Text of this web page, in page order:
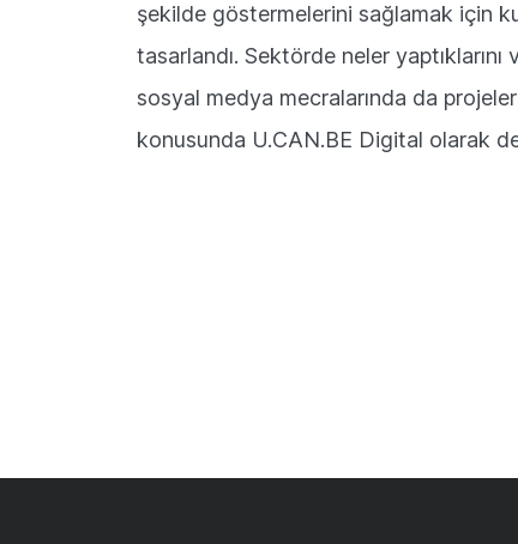
şekilde göstermelerini sağlamak için
tasarlandı. Sektörde neler
sosyal medya mecralarında da
konusunda U.CAN.BE Digital olarak